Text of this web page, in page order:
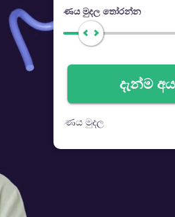
ණය මුදල තෝරන්න
නව දැන්ම
ණය මුදල